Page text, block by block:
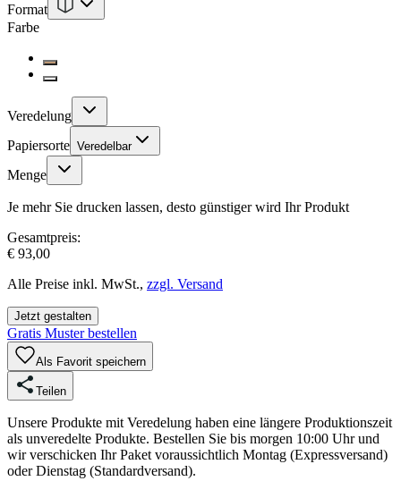
Format
Farbe
Veredelung
Papiersorte Veredelbar
Menge
Je mehr Sie drucken lassen, desto günstiger wird Ihr Produkt
Gesamtpreis:
€ 93,00
Alle Preise inkl. MwSt., zzgl. Versand
Jetzt gestalten
Gratis Muster bestellen
Als Favorit speichern
Teilen
Unsere Produkte mit Veredelung haben eine längere Produktionszeit
als unveredelte Produkte. Bestellen Sie bis morgen 10:00 Uhr und
wir verschicken Ihr Paket voraussichtlich Montag (Expressversand)
oder Dienstag (Standardversand).